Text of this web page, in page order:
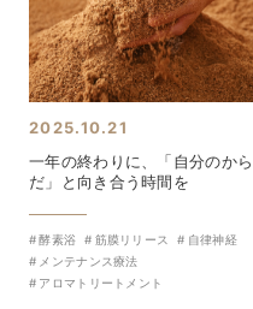
2025.10.21
一年の終わりに、「自分のから
だ」と向き合う時間を
酵素浴 筋膜リリース
自律神経
メンテナンス療法
アロマトリートメント